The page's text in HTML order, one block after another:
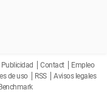
Publicidad Contact
Empleo
de uso RSS
Avisos legales